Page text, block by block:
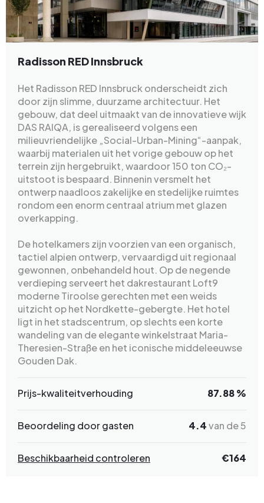
Radisson RED Innsbruck
Het Radisson RED Innsbruck onderscheidt zich
door zijn slimme, duurzame architectuur. Het
gebouw, dat deel uitmaakt van de innovatieve wijk
DAS RAIQA, is gerealiseerd volgens een
milieuvriendelijke „Social-Urban-Mining“-aanpak,
waarbij materialen uit het vorige gebouw op het
terrein zijn hergebruikt, waardoor 150 ton CO₂-
uitstoot is bespaard. Binnenin versmelt het
ontwerp naadloos zakelijke en stedelijke ruimtes
rondom een enorm centraal atrium met glazen
overkapping.
De hotelkamers zijn voorzien van een organisch,
tactiel alpien ontwerp, vervaardigd uit regionaal
gewonnen, onbehandeld hout. Op de negende
verdieping serveert het dakrestaurant Loft9
moderne Tiroolse gerechten met een weids
uitzicht op het Nordkette-gebergte. Het hotel
ligt in het stadscentrum, op slechts een korte
wandeling van de elegante winkelstraat Maria-
Theresien-Straße en het iconische middeleeuwse
Gouden Dak.
Prijs-kwaliteitverhouding 87.88 %
Beoordeling door gasten 4.4van de 5
Beschikbaarheid controleren €164